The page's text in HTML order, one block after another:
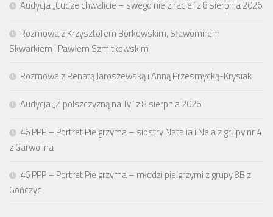
Audycja „Cudze chwalicie – swego nie znacie” z 8 sierpnia 2026
Rozmowa z Krzysztofem Borkowskim, Sławomirem
Skwarkiem i Pawłem Szmitkowskim
Rozmowa z Renatą Jaroszewską i Anną Przesmycką-Krysiak
Audycja „Z polszczyzną na Ty” z 8 sierpnia 2026
46 PPP – Portret Pielgrzyma – siostry Natalia i Nela z grupy nr 4
z Garwolina
46 PPP – Portret Pielgrzyma – młodzi pielgrzymi z grupy 8B z
Gończyc